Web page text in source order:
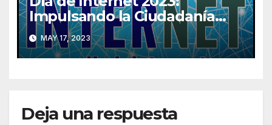
Impulsando la Ciudadanía
Digital
MAY 17, 2023
Deja una respuesta